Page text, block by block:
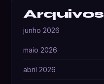
Arquivos
junho 2026
maio 2026
abril 2026